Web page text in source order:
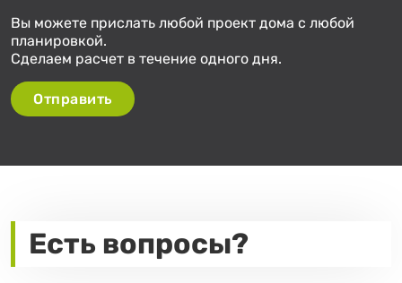
Вы можете прислать любой проект дома с любой
планировкой.
Сделаем расчет в течение одного дня.
Отправить
Есть вопросы?